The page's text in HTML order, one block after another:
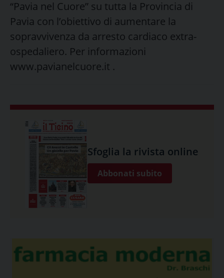
“Pavia nel Cuore” su tutta la Provincia di
Pavia con l’obiettivo di aumentare la
sopravvivenza da arresto cardiaco extra-
ospedaliero. Per informazioni
www.pavianelcuore.it .
Sfoglia la rivista online
Abbonati subito